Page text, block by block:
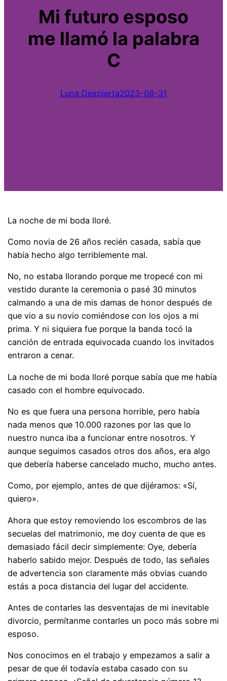
Mi futuro esposo
me llamó la palabra
C
Luna Despierta2023-08-31
La noche de mi boda lloré.
Como novia de 26 años recién casada, sabía que
había hecho algo terriblemente mal.
No, no estaba llorando porque me tropecé con mi
vestido durante la ceremonia o pasé 30 minutos
calmando a una de mis damas de honor después de
que vio a su novio comiéndose con los ojos a mi
prima. Y ni siquiera fue porque la banda tocó la
canción de entrada equivocada cuando los invitados
entraron a cenar.
La noche de mi boda lloré porque sabía que me había
casado con el hombre equivocado.
No es que fuera una persona horrible, pero había
nada menos que 10.000 razones por las que lo
nuestro nunca iba a funcionar entre nosotros. Y
aunque seguimos casados ​​otros dos años, era algo
que debería haberse cancelado mucho, mucho antes.
Como, por ejemplo, antes de que dijéramos: «Sí,
quiero».
Ahora que estoy removiendo los escombros de las
secuelas del matrimonio, me doy cuenta de que es
demasiado fácil decir simplemente: Oye, debería
haberlo sabido mejor. Después de todo, las señales
de advertencia son claramente más obvias cuando
estás a poca distancia del lugar del accidente.
Antes de contarles las desventajas de mi inevitable
divorcio, permítanme contarles un poco más sobre mi
esposo.
Nos conocimos en el trabajo y empezamos a salir a
pesar de que él todavía estaba casado con su